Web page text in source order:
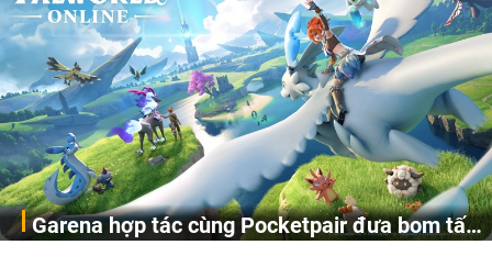
Garena hợp tác cùng Pocketpair đưa bom tấn